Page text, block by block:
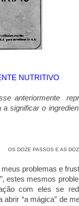
NUTRITIVO
anteriormente
significar o
OS DOZE PASSOS E AS
problemas e
estes mesmos
com eles se
“a mágica” de